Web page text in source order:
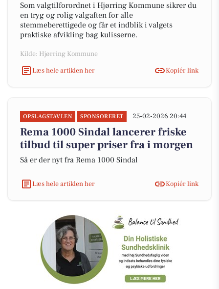
Som valgtilforordnet i Hjørring Kommune sikrer du
en tryg og rolig valgaften for alle
stemmeberettigede og får et indblik i valgets
praktiske afvikling bag kulisserne.
Kilde: Hjørring Kommune
Læs hele artiklen her
Kopiér link
OPSLAGSTAVLEN SPONSORERET 25-02-2026 20:44
Rema 1000 Sindal lancerer friske
tilbud til super priser fra i morgen
Så er der nyt fra Rema 1000 Sindal
Læs hele artiklen her Kopiér link